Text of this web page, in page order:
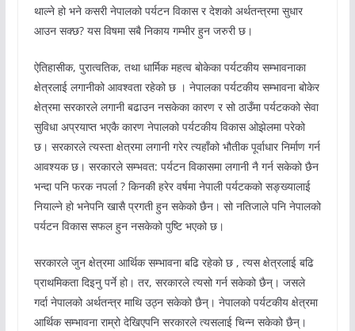
थाल्ने हो भने कसरी नेपालको पर्यटन विकास र देशको अर्थतन्त्रमा सुधार
आउन सक्छ? यस विषमा सबै निकाय गम्भीर हुन जरुरी छ।
ऐतिहासीक, पुरात्वतिक, तथा धार्मिक महत्व बोकेका पर्यटकीय सम्भावनाका
क्षेत्रलाई लगानीको आवश्वता रहेको छ । नेपालका पर्यटकीय सम्भावना बोकेर
क्षेत्रमा सरकारले लगानी बढाउन नसकेका कारण र सो ठाउँमा पर्यटकको सेवा
सुविधा अप्रयाप्त भएकै कारण नेपालको पर्यटकीय विकास ओझेलमा परेको
छ। सरकारले त्यस्ता क्षेत्रमा लगानी गरेर त्यहाँको भौतीक पूर्वाधार निर्माण गर्न
आवश्यक छ। सरकारले सम्भवत: पर्यटन विकासमा लगानी नै गर्न सकेको छैन
भन्दा पनि फरक नपर्ला ? किनकी हरेर वर्षमा नेपाली पर्यटकको सङ्ख्यालाई
नियाल्ने हो भनेपनि खासै प्रगती हुन सकेको छैन। सो नतिजाले पनि नेपालको
पर्यटन विकास सफल हुन नसकेको पुष्टि भएको छ।
सरकारले जुन क्षेत्रमा आर्थिक सम्भावना बढि रहेको छ , त्यस क्षेत्रलाई बढि
प्राथमिकता दिइनु पर्ने हो। तर, सरकारले त्यसो गर्न सकेको छैन्। जसले
गर्दा नेपालको अर्थतन्त्र माथि उठ्न सकेको छैन्। नेपालको पर्यटकीय क्षेत्रमा
आर्थिक सम्भावना राम्रो देखिएपनि सरकारले त्यसलाई चिन्न सकेको छैन्।